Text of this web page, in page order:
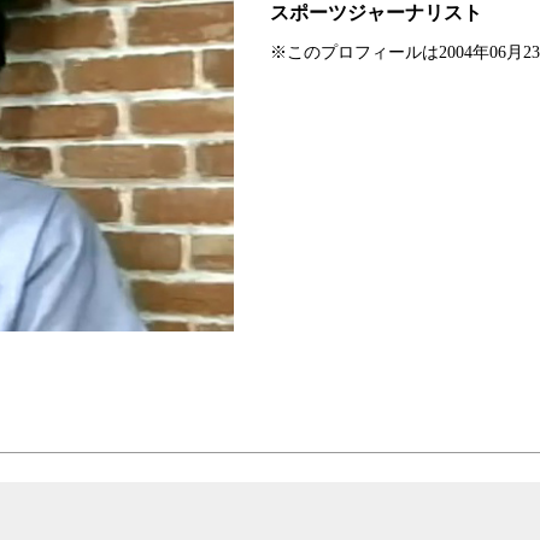
スポーツジャーナリスト
※このプロフィールは2004年06月